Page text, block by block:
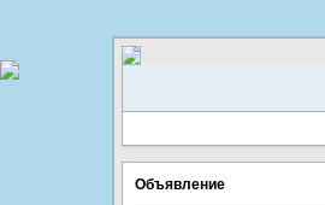
Объявление